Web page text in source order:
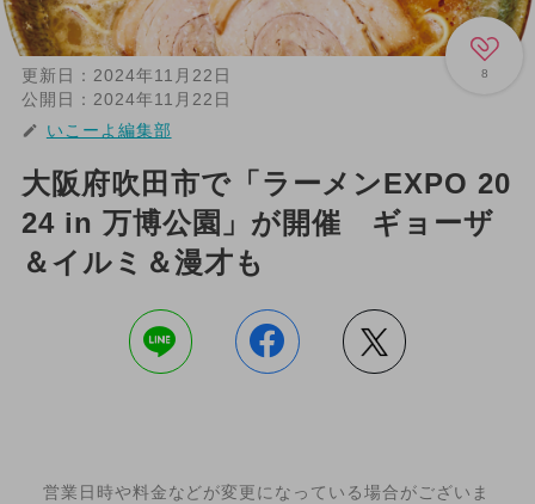
8
更新日： 2024年11月22日
公開日： 2024年11月22日
いこーよ編集部
大阪府吹田市で「ラーメンEXPO 20
24 in 万博公園」が開催 ギョーザ
＆イルミ＆漫才も
営業日時や料金などが変更になっている場合がございま